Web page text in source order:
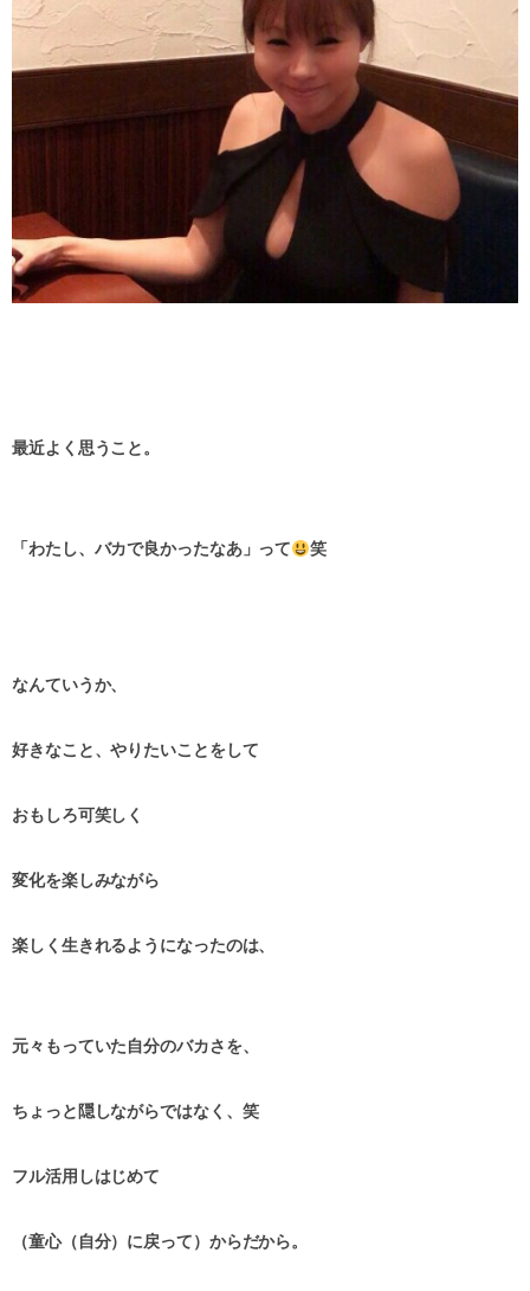
最近よく思うこと。
「わたし、バカで良かったなあ」って 笑
なんていうか、
好きなこと、やりたいことをして
おもしろ可笑しく
変化を楽しみながら
楽しく生きれるようになったのは、
元々もっていた自分のバカさを、
ちょっと隠しながらではなく、笑
フル活用しはじめて
（童心（自分）に戻って）からだから。